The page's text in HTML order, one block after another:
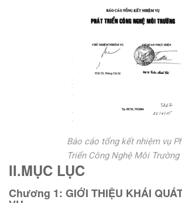
Báo cáo tổng kết nhiệm vụ
Triển Công Nghệ Môi Trường
II.MỤC LỤC
Chương 1: GIỚI THIỆU KHÁI